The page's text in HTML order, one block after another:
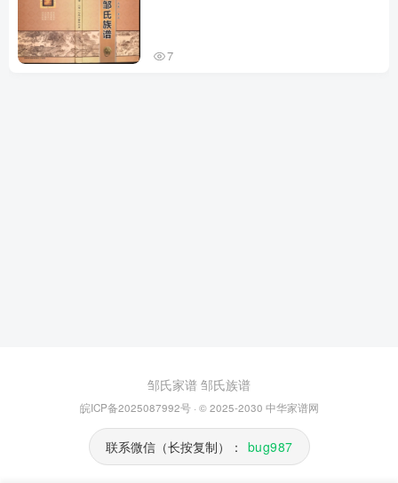
7
邹氏家谱 邹氏族谱
皖ICP备2025087992号· © 2025-2030 中华家谱网
联系微信（长按复制）： bug987